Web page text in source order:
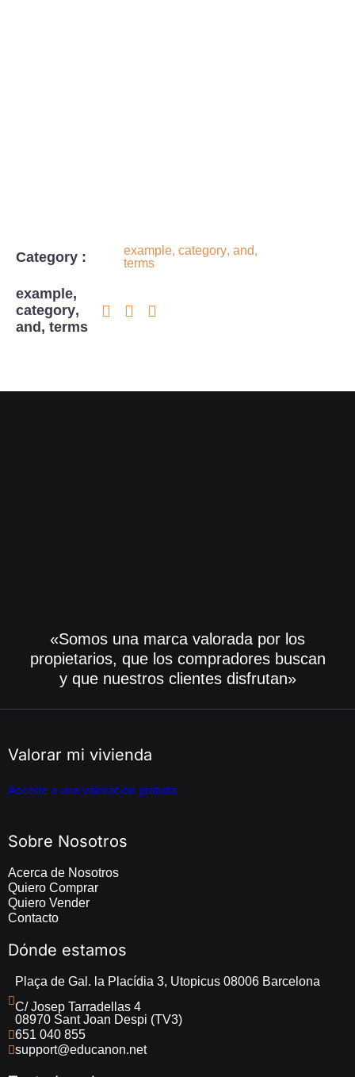
Category : example,category,and,
terms
example,
category,
and , terms
«Somos una marca valorada por los
propietarios, que los compradores buscan
y que nuestros clientes disfrutan»
Valorar mi vivienda
Accede a una valoración gratuita
Sobre Nosotros
Acerca de Nosotros
Quiero Comprar
Quiero Vender
Contacto
Dónde estamos
Plaça de Gal. la Placídia 3, Utopicus 08006 Barcelona
C/ Josep Tarradellas 4
08970 Sant Joan Despi (TV3)
651 040 855
support@educanon.net